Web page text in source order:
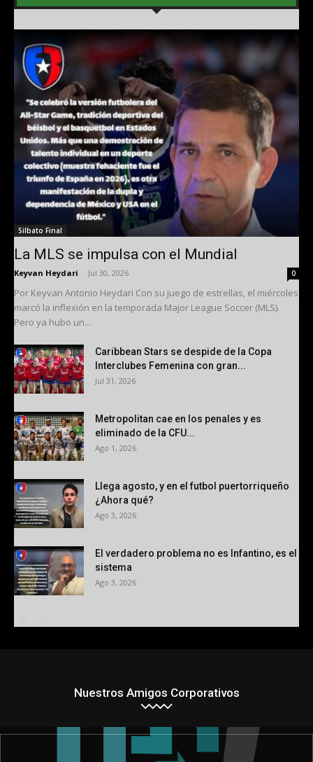
Silbato Final
La MLS se impulsa con el Mundial
Keyvan Heydari Jul 30, 2026 0
Por Keyvan Antonio Heydari Con su juego de estrellas, el miércoles
marcó la inflexión en la temporada Major League Soccer (MLS).
Pero ya hubo un...
Caribbean Stars se despide de la Copa
Interclubes Femenina con gran...
Jul 31, 2026
Metropolitan cae en los penales y es
eliminado de la CFU...
Ago 1, 2026
Llega agosto, y en el futbol puertorriqueño
¿Ahora qué?
Ago 3, 2026
El verdadero problema no es Infantino, es el
sistema
Ago 3, 2026
Nuestros Amigos Corporativos